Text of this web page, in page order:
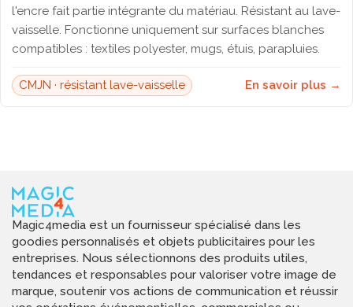
l'encre fait partie intégrante du matériau. Résistant au lave-
vaisselle. Fonctionne uniquement sur surfaces blanches
compatibles : textiles polyester, mugs, étuis, parapluies.
CMJN · résistant lave-vaisselle En savoir plus →
Magic4media est un fournisseur spécialisé dans les
goodies personnalisés et objets publicitaires pour les
entreprises. Nous sélectionnons des produits utiles,
tendances et responsables pour valoriser votre image de
marque, soutenir vos actions de communication et réussir